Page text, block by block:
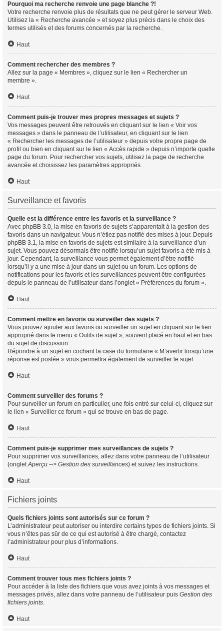
Pourquoi ma recherche renvoie une page blanche ?!
Votre recherche renvoie plus de résultats que ne peut gérer le serveur Web.
Utilisez la « Recherche avancée » et soyez plus précis dans le choix des
termes utilisés et des forums concernés par la recherche.
Haut
Comment rechercher des membres ?
Allez sur la page « Membres », cliquez sur le lien « Rechercher un
membre ».
Haut
Comment puis-je trouver mes propres messages et sujets ?
Vos messages peuvent être retrouvés en cliquant sur le lien « Voir vos
messages » dans le panneau de l’utilisateur, en cliquant sur le lien
« Rechercher les messages de l’utilisateur » depuis votre propre page de
profil ou bien en cliquant sur le lien « Accès rapide » depuis n’importe quelle
page du forum. Pour rechercher vos sujets, utilisez la page de recherche
avancée et choisissez les paramètres appropriés.
Haut
Surveillance et favoris
Quelle est la différence entre les favoris et la surveillance ?
Avec phpBB 3.0, la mise en favoris de sujets s’apparentait à la gestion des
favoris dans un navigateur. Vous n’étiez pas notifié des mises à jour. Depuis
phpBB 3.1, la mise en favoris de sujets est similaire à la surveillance d’un
sujet. Vous pouvez désormais être notifié lorsqu’un sujet favoris a été mis à
jour. Cependant, la surveillance vous permet également d’être notifié
lorsqu’il y a une mise à jour dans un sujet ou un forum. Les options de
notifications pour les favoris et les surveillances peuvent être configurées
depuis le panneau de l’utilisateur dans l’onglet « Préférences du forum ».
Haut
Comment mettre en favoris ou surveiller des sujets ?
Vous pouvez ajouter aux favoris ou surveiller un sujet en cliquant sur le lien
approprié dans le menu « Outils de sujet », souvent placé en haut et en bas
du sujet de discussion.
Répondre à un sujet en cochant la case du formulaire « M’avertir lorsqu’une
réponse est postée » vous permettra également de surveiller le sujet.
Haut
Comment surveiller des forums ?
Pour surveiller un forum en particulier, une fois entré sur celui-ci, cliquez sur
le lien « Surveiller ce forum » qui se trouve en bas de page.
Haut
Comment puis-je supprimer mes surveillances de sujets ?
Pour supprimer vos surveillances, allez dans votre panneau de l’utilisateur
(ongletAperçu --> Gestion des surveillances) et suivez les instructions.
Haut
Fichiers joints
Quels fichiers joints sont autorisés sur ce forum ?
L’administrateur peut autoriser ou interdire certains types de fichiers joints. Si
vous n’êtes pas sûr de ce qui est autorisé à être chargé, contactez
l’administrateur pour plus d’informations.
Haut
Comment trouver tous mes fichiers joints ?
Pour accéder à la liste des fichiers que vous avez joints à vos messages et
messages privés, allez dans votre panneau de l’utilisateur puis Gestion des
fichiers joints.
Haut